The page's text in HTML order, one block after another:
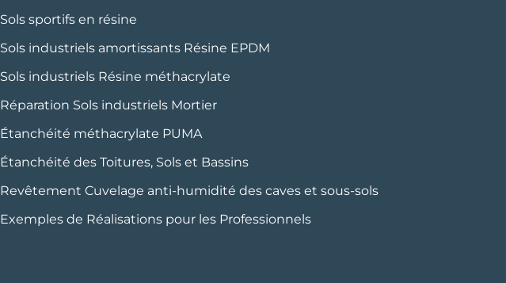
Sols sportifs en résine
Sols industriels amortissants Résine EPDM
Sols industriels Résine méthacrylate
Réparation Sols industriels Mortier
Étanchéité méthacrylate PUMA
Étanchéité des Toitures, Sols et Bassins
Revêtement Cuvelage anti-humidité des caves et sous-sols
Exemples de Réalisations pour les Professionnels